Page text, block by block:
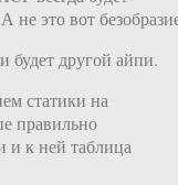
не это вот
другой айпи.
статики на
правильно
и к ней таблица